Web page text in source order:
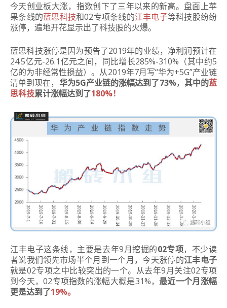
今天创业板大涨，指数创下了三年以来的新高。盘面上苹
果条线的蓝思科技和02专项条线的江丰电子等科技股纷纷
涨停，遍地开花显示出了科技股的火爆。
蓝思科技涨停是因为预告了2019年的业绩，净利润预计在
24.5亿元-26.1亿元之间，同比增长285%-310%（其中约5
亿的为非经常性损益）。从2019年7月写“华为+5G”产业链
清单到现在， 华为5G产业链的涨幅达到了73%， 其中的蓝
思科技累计涨幅达到了180%！
江丰电子这条线，主要是去年9月挖掘的02专项，不少读
者说我们领先市场半个月到一个月，今天涨停的江丰电子
就是02专项之中比较突出的一个。从去年9月关注02专项
到今天，02专项指数的涨幅大概是31%，最近一个月涨幅
更是达到了19%。